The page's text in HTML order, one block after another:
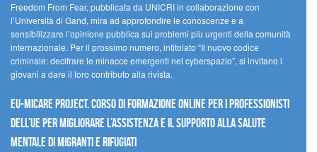
Freedom From Fear, pubblicata da UNICRI in collaborazione con
l’Università di Gand, mira ad approfondire le conoscenze e a
sensibilizzare l’opinione pubblica sui problemi più urgenti della comunità
internazionale. Per il prossimo numero, intitolato “Il nuovo codice
criminale: decifrare le minacce emergenti nel cyberspazio”, si invitano i
giovani a dare il loro contributo alla rivista.
EU-MiCare Project. Corso di formazione online per i professionisti
dell’UE per migliorare l’assistenza e il supporto alla salute
mentale di migranti e rifugiati